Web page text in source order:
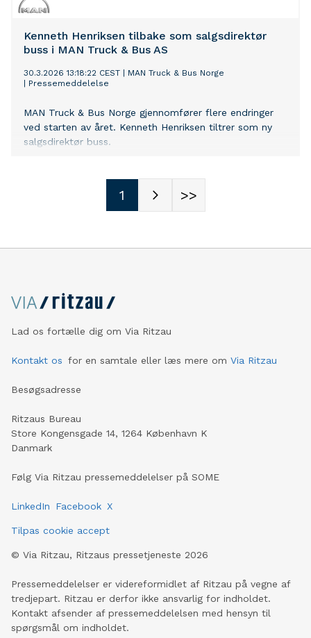
Kenneth Henriksen tilbake som salgsdirektør
buss i MAN Truck & Bus AS
30.3.2026 13:18:22 CEST
MAN Truck & Bus Norge
Pressemeddelelse
MAN Truck & Bus Norge gjennomfører flere endringer
ved starten av året. Kenneth Henriksen tiltrer som ny
salgsdirektør buss.
1 >>
Lad os fortælle dig om Via Ritzau
Kontakt os for en samtale eller læs mere om Via Ritzau
Besøgsadresse
Ritzaus Bureau
Store Kongensgade 14, 1264 København K
Danmark
Følg Via Ritzau pressemeddelelser på SOME
LinkedIn Facebook X
Tilpas cookie accept
© Via Ritzau, Ritzaus pressetjeneste 2026
Pressemeddelelser er videreformidlet af Ritzau på vegne af
tredjepart. Ritzau er derfor ikke ansvarlig for indholdet.
Kontakt afsender af pressemeddelelsen med hensyn til
spørgsmål om indholdet.